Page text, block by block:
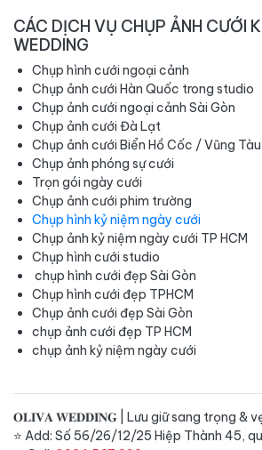
CÁC DỊCH VỤ CHỤP ẢNH CƯỚI
WEDDING
Chụp hình cưới ngoại cảnh
Chụp ảnh cưới Hàn Quốc trong studio
Chụp ảnh cưới ngoại cảnh Sài Gòn
Chụp ảnh cưới Đà Lạt
Chụp ảnh cưới Biển Hồ Cốc / Vũng Tàu
Chụp ảnh phóng sự cưới
Trọn gói ngày cưới
Chụp ảnh cưới phim trường
Chụp hình kỷ niệm ngày cưới
Chụp ảnh kỷ niệm ngày cưới TP HCM
Chụp hình cưới studio
chụp hình cưới đẹp Sài Gòn
Chụp hình cưới đẹp TPHCM
Chụp ảnh cưới đẹp Sài Gòn
chụp ảnh cưới đẹp TP HCM
chụp ảnh kỷ niệm ngày cưới
𝐎𝐋𝐈𝐕𝐀 𝐖𝐄𝐃𝐃𝐈𝐍𝐆 | Lưu giữ sang trọng &
⭐️ Add: Số 56/26/12/25 Hiệp Thành 45,